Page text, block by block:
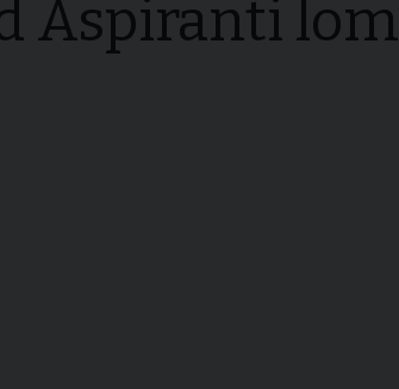
Convegni Regionali
Testi Magisteriali
Aspiranti